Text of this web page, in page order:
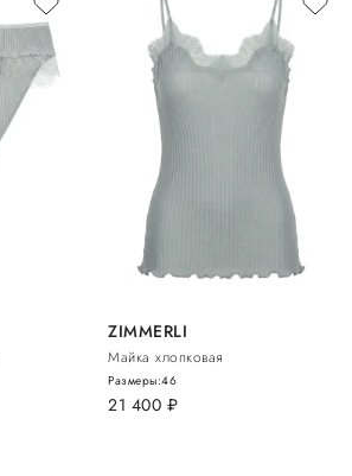
ZIMMERLI
Майка хлопковая
21 400 руб.
Размеры:46